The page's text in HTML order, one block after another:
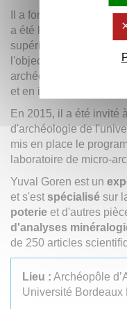
Il a fondé le
a été le créateur et
supérieures en
l'objectif est de former
archéomatériaux par
et en ingénierie des
En 2015, il a été invité
d'archéologie de
mis en place le
laboratoire de micro-
Yuval Goren est un
et s'est spécialisé sur
poterie et d'autres
d'analyses
de 250 articles
Lieu : Archéopôle
Université Bordeaux